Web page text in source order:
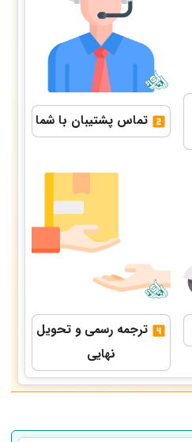
تماس پشتیبان با شما
ترجمه رسمی و تحویل
نهایی